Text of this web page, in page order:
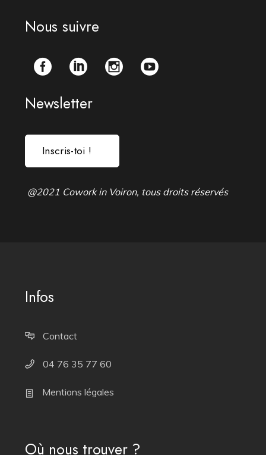
Nous suivre
Newsletter
Inscris-toi !
@2021 Cowork in Voiron, tous droits réservés
Infos
Contact
04 76 35 77 60
Mentions légales
Où nous trouver ?